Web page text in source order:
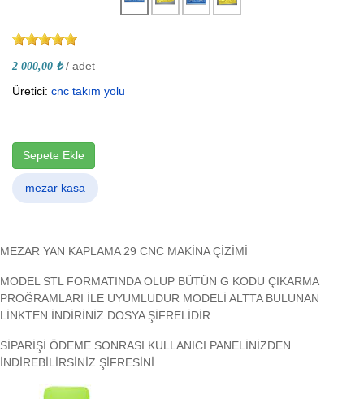
2 000,00 ₺ / adet
Üretici: cnc takım yolu
Sepete Ekle
mezar kasa
MEZAR YAN KAPLAMA 29 CNC MAKİNA ÇİZİMİ
MODEL STL FORMATINDA OLUP BÜTÜN G KODU ÇIKARMA
PROĞRAMLARI İLE UYUMLUDUR MODELİ ALTTA BULUNAN
LİNKTEN İNDİRİNİZ DOSYA ŞİFRELİDİR
SİPARİŞİ ÖDEME SONRASI KULLANICI PANELİNİZDEN
İNDİREBİLİRSİNİZ ŞİFRESİNİ